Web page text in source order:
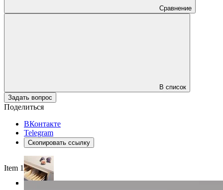
Сравнение
В список
Задать вопрос
Поделиться
ВКонтакте
Telegram
Скопировать ссылку
Item 1 of 4